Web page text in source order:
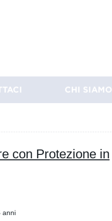
CHI SIAMO
con Protezione in
anni